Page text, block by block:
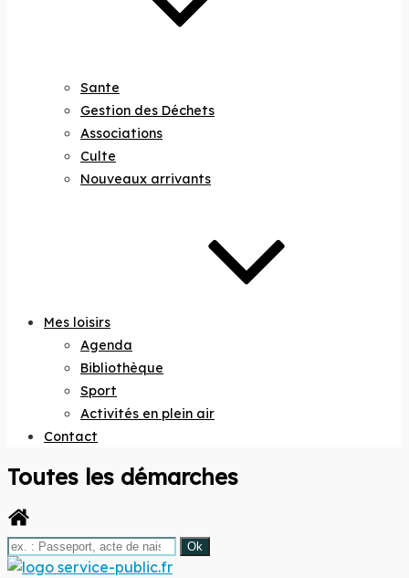
Sante
Gestion des Déchets
Associations
Culte
Nouveaux arrivants
Mes loisirs
Agenda
Bibliothèque
Sport
Activités en plein air
Contact
TREZILIDE
L'esprit nature
Toutes les démarches